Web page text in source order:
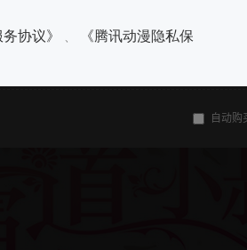
协议》
《腾讯动漫隐私保